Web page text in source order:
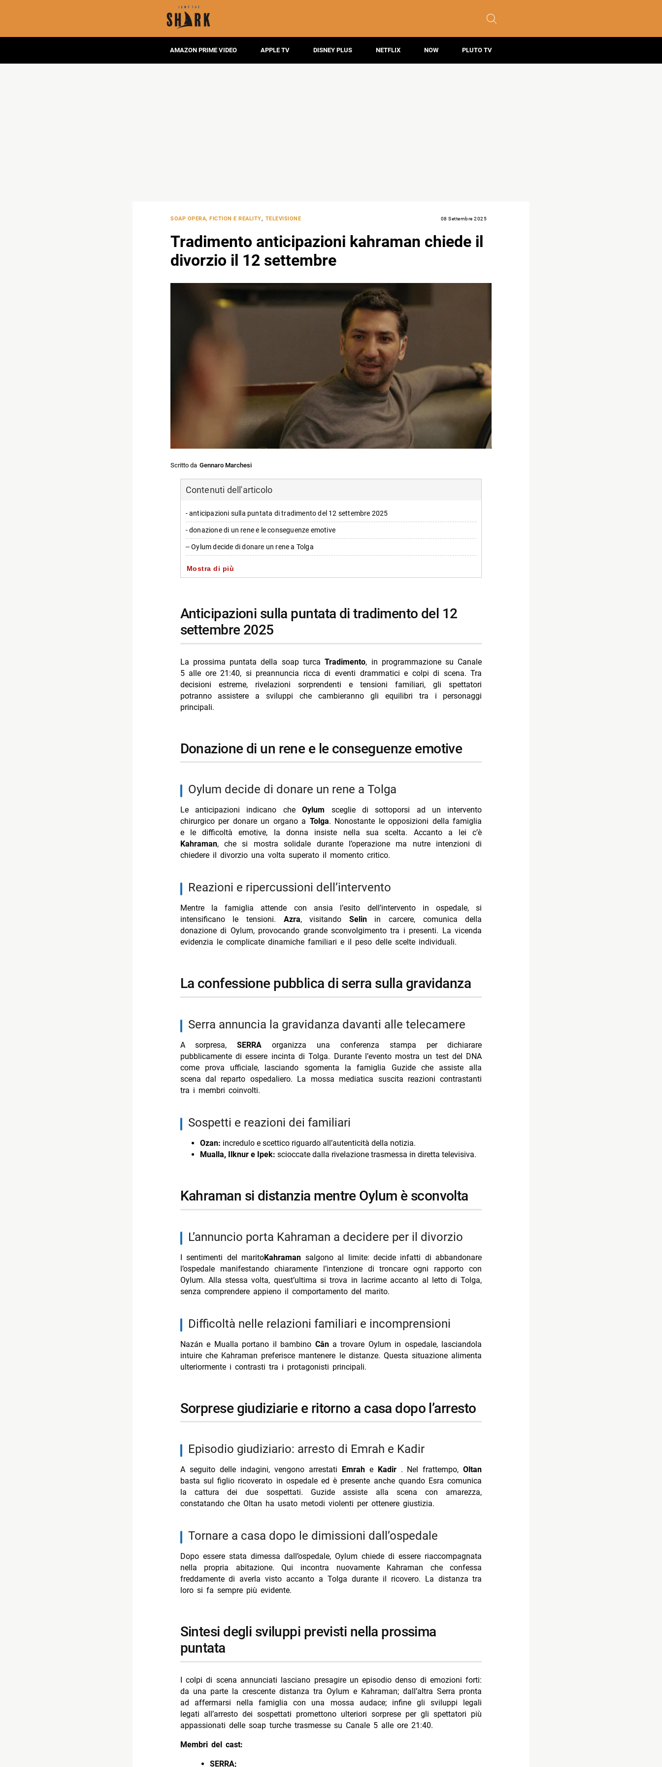
AMAZON PRIME VIDEO APPLE TV DISNEY PLUS NETFLIX NOW PLUTO TV
SOAP OPERA, FICTION E REALITY, TELEVISIONE 08 Settembre 2025
Tradimento anticipazioni kahraman chiede il
divorzio il 12 settembre
Scritto da Gennaro Marchesi
Contenuti dell'articolo
- anticipazioni sulla puntata di tradimento del 12 settembre 2025
- donazione di un rene e le conseguenze emotive
-- Oylum decide di donare un rene a Tolga
-- Reazioni e ripercussioni dell’intervento
- la confessione pubblica di serra sulla gravidanza
-- Sospetti e reazioni dei familiari
- Kahraman si distanzia mentre Oylum è sconvolta
-- Difficoltà nelle relazioni familiari e incomprensioni
- sorprese giudiziarie e ritorno a casa dopo l’arresto
-- Episodio giudiziario: arresto di Emrah e Kadir
-- Scopri di più da Jump the shark
-- RispondiAnnulla risposta
- Un posto al sole 7 agosto: Roberto incantato da Greta
- Beautiful 7 agosto: Steffy indaga su Carter e Hope
- Programmi TV domenica 9 agosto 2026 prima serata
- Il Paradiso delle Signore 11 prima puntata 7 settembre
Mostra di più
anticipazioni sulla puntata di tradimento del 12
settembre 2025
La prossima puntata della soap turcaTradimento, in programmazione su Canale
5 alle ore 21:40, si preannuncia ricca di eventi drammatici e colpi di scena. Tra
decisioni estreme, rivelazioni sorprendenti e tensioni familiari, gli spettatori
potranno assistere a sviluppi che cambieranno gli equilibri tra i personaggi
principali.
donazione di un rene e le conseguenze emotive
Oylum decide di donare un rene a Tolga
Le anticipazioni indicano cheOylum sceglie di sottoporsi ad un intervento
chirurgico per donare un organo a Tolga. Nonostante le opposizioni della famiglia
e le difficoltà emotive, la donna insiste nella sua scelta. Accanto a lei c’è
Kahraman, che si mostra solidale durante l’operazione ma nutre intenzioni di
chiedere il divorzio una volta superato il momento critico.
Reazioni e ripercussioni dell’intervento
Mentre la famiglia attende con ansia l’esito dell’intervento in ospedale, si
intensificano le tensioni. Azra, visitando Selinin carcere, comunica della
donazione di Oylum, provocando grande sconvolgimento tra i presenti. La vicenda
evidenzia le complicate dinamiche familiari e il peso delle scelte individuali.
la confessione pubblica di serra sulla gravidanza
Serra annuncia la gravidanza davanti alle telecamere
A sorpresa,SERRA organizza una conferenza stampa per dichiarare
pubblicamente di essere incinta di Tolga. Durante l’evento mostra un test del DNA
come prova ufficiale, lasciando sgomenta la famiglia Guzide che assiste alla
scena dal reparto ospedaliero. La mossa mediatica suscita reazioni contrastanti
tra i membri coinvolti.
Sospetti e reazioni dei familiari
Ozan: incredulo e scettico riguardo all’autenticità della notizia.
Mualla, Ilknur e Ipek: scioccate dalla rivelazione trasmessa in diretta televisiva.
Kahraman si distanzia mentre Oylum è sconvolta
L’annuncio porta Kahraman a decidere per il divorzio
I sentimenti del maritoKahraman salgono al limite: decide infatti di abbandonare
l’ospedale manifestando chiaramente l’intenzione di troncare ogni rapporto con
Oylum. Alla stessa volta, quest’ultima si trova in lacrime accanto al letto di Tolga,
senza comprendere appieno il comportamento del marito.
Difficoltà nelle relazioni familiari e incomprensioni
Nazán e Mualla portano il bambino Cân a trovare Oylum in ospedale, lasciandola
intuire che Kahraman preferisce mantenere le distanze. Questa situazione alimenta
ulteriormente i contrasti tra i protagonisti principali.
sorprese giudiziarie e ritorno a casa dopo l’arresto
Episodio giudiziario: arresto di Emrah e Kadir
A seguito delle indagini, vengono arrestati Emrah e Kadir . Nel frattempo,Oltan
basta sul figlio ricoverato in ospedale ed è presente anche quando Esra comunica
la cattura dei due sospettati. Guzide assiste alla scena con amarezza,
constatando che Oltan ha usato metodi violenti per ottenere giustizia.
Tornare a casa dopo le dimissioni dall’ospedale
Dopo essere stata dimessa dall’ospedale, Oylum chiede di essere riaccompagnata
nella propria abitazione. Qui incontra nuovamente Kahraman che confessa
freddamente di averla visto accanto a Tolga durante il ricovero. La distanza tra
loro si fa sempre più evidente.
sintesi degli sviluppi previsti nella prossima
puntata
I colpi di scena annunciati lasciano presagire un episodio denso di emozioni forti:
da una parte la crescente distanza tra Oylum e Kahraman; dall’altra Serra pronta
ad affermarsi nella famiglia con una mossa audace; infine gli sviluppi legali
legati all’arresto dei sospettati promettono ulteriori sorprese per gli spettatori più
appassionati delle soap turche trasmesse su Canale 5 alle ore 21:40.
Membri del cast:
SERRA;